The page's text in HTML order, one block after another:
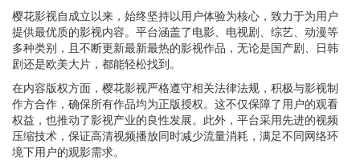
樱花影视自成立以来，始终坚持以用户体验为核心，致力于为用户
提供最优质的影视内容。平台涵盖了电影、电视剧、综艺、动漫等
多种类别，且不断更新最新最热的影视作品，无论是国产剧、日韩
剧还是欧美大片，都能轻松找到。
在内容版权方面，樱花影视严格遵守相关法律法规，积极与影视制
作方合作，确保所有作品均为正版授权。这不仅保障了用户的观看
权益，也推动了影视产业的良性发展。此外，平台采用先进的视频
压缩技术，保证高清视频播放同时减少流量消耗，满足不同网络环
境下用户的观影需求。